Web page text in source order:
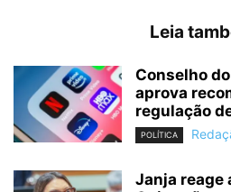
Leia
Conselho
aprova
regulação
POLÍTICA
Janja reage